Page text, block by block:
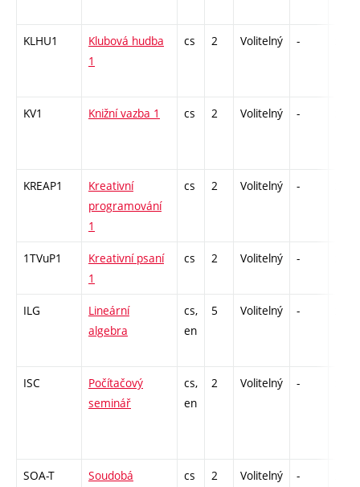
KLHU1
Klubová hudba
1
cs 2 Volitelný -
KV1 Knižní vazba 1 cs 2 Volitelný -
KREAP1
Kreativní
programování
1
cs 2 Volitelný -
1TVuP1
Kreativní psaní
1
cs 2 Volitelný -
ILG
Lineární
algebra
cs,
en
5 Volitelný -
ISC
Počítačový
seminář
cs,
en
2 Volitelný -
SOA-T
Soudobá
cs 2 Volitelný -